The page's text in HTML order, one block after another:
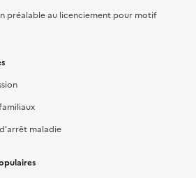
préalable au licenciement pour motif
maladie